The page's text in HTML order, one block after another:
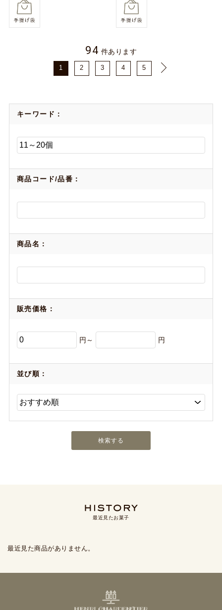
94 件あります
1 2 3 4 5
キーワード：
商品コード/品番：
商品名：
販売価格：
円～ 円
並び順：
最近見たお菓子
最近見た商品がありません。